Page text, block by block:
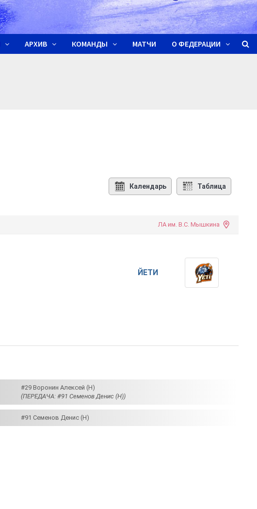
АРХИВ КОМАНДЫ МАТЧИ О ФЕДЕРАЦИИ
Календарь Таблица
ЛА им. В.С. Мышкина
ЙЕТИ
#29 Воронин Алексей (Н)
(ПЕРЕДАЧА: #91 Семенов Денис (Н))
#91 Семенов Денис (Н)